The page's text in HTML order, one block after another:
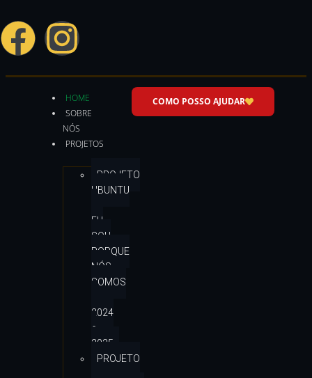
HOME
SOBRE
NÓS
PROJETOS
PROJETO
UBUNTU
EU
SOU
PORQUE
NÓS
SOMOS
2024
e
2025
PROJETO
COMO POSSO AJUDAR